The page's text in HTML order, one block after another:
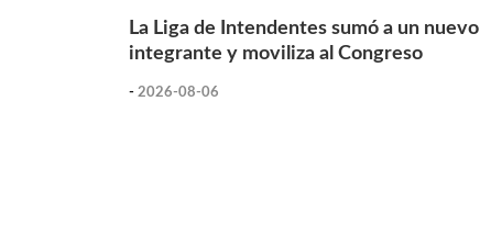
La Liga de Intendentes sumó a un nuevo
integrante y moviliza al Congreso
- 2026-08-06